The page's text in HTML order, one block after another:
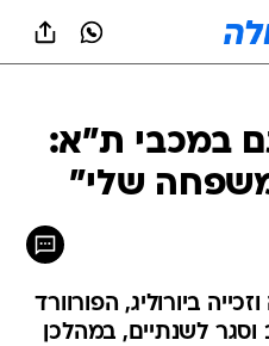
במכבי ת"א:
שלי"
ביורוליג, הפורוורד
לשנתיים, במהלכן